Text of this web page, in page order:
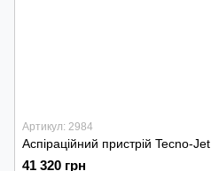
Артикул: 2984
Аспіраційний пристрій Tecno-Jet
41 320 грн